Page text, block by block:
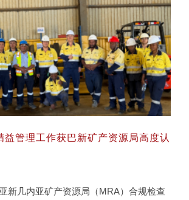
木精益管理工作获巴新矿产资源局
益管理工作获巴新矿产资源局高度认
新几内亚矿产资源局（MRA）合规检查